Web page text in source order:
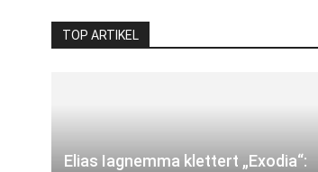
TOP ARTIKEL
Elias Iagnemma klettert „Exodia“: